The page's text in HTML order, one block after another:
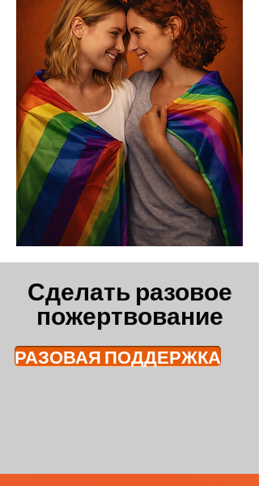
Сделать разовое
пожертвование
РАЗОВАЯ ПОДДЕРЖКА